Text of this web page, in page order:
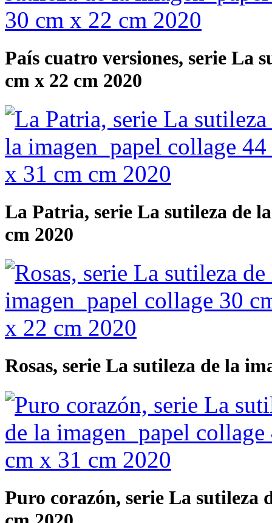
País cuatro versiones, serie La
cm x 22 cm 2020
La Patria, serie La sutileza de
cm 2020
Rosas, serie La sutileza de la
Puro corazón, serie La sutileza